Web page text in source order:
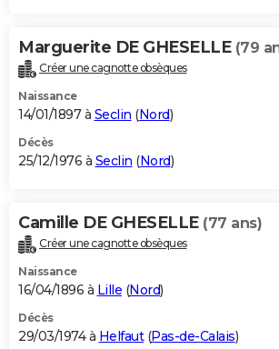
Marguerite DE GHESELLE (79
Créer une cagnotte obsèques
Naissance
14/01/1897 à Seclin (Nord)
Décès
25/12/1976 à Seclin (Nord)
Camille DE GHESELLE (77 ans)
Créer une cagnotte obsèques
Naissance
16/04/1896 à Lille (Nord)
Décès
29/03/1974 à Helfaut(Pas-de-Calais)